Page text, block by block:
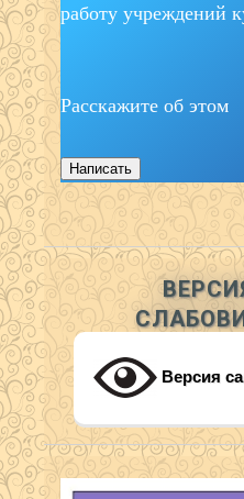
работу учреждений
Расскажите об этом
Написать
Версия